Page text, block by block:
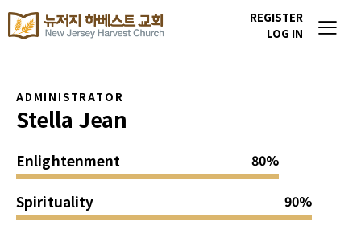
REGISTER
LOG IN
ADMINISTRATOR
Stella Jean
Enlightenment 80%
Spirituality 90%